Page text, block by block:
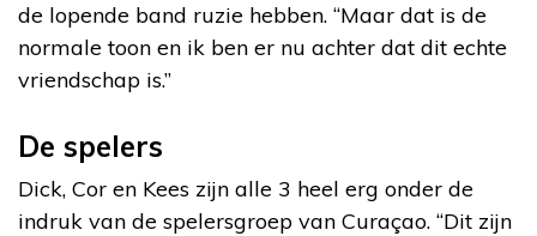
de lopende band ruzie hebben. “Maar dat is de
normale toon en ik ben er nu achter dat dit echte
vriendschap is.”
De spelers
Dick, Cor en Kees zijn alle 3 heel erg onder de
indruk van de spelersgroep van Curaçao. “Dit zijn